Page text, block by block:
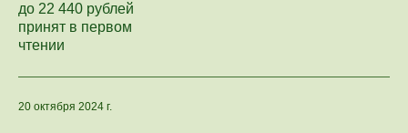
до 22 440 рублей
принят в первом
чтении
20 октября 2024 г.